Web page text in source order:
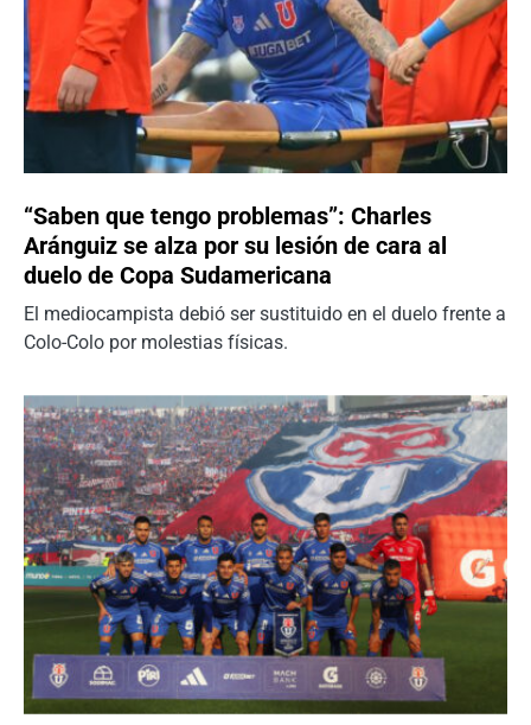
“Saben que tengo problemas”: Charles
Aránguiz se alza por su lesión de cara al
duelo de Copa Sudamericana
El mediocampista debió ser sustituido en el duelo frente a
Colo-Colo por molestias físicas.